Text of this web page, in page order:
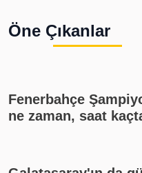
Öne Çıkanlar
Fenerbahçe
ne zaman, saat
11'i)